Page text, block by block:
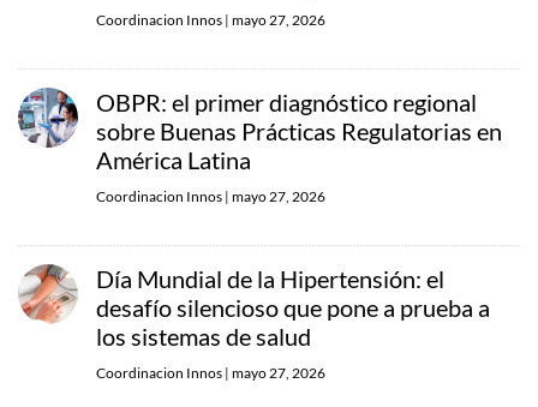
Coordinacion Innos | mayo 27, 2026
OBPR: el primer diagnóstico regional
sobre Buenas Prácticas Regulatorias en
América Latina
Coordinacion Innos | mayo 27, 2026
Día Mundial de la Hipertensión: el
desafío silencioso que pone a prueba a
los sistemas de salud
Coordinacion Innos | mayo 27, 2026